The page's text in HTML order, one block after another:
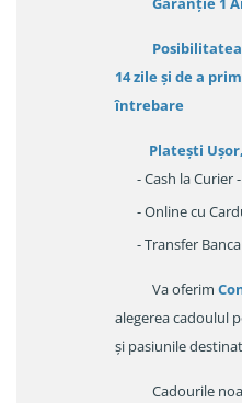
14 zileși de a
întrebare
Platești Ușor
- Cash la Curier
- Online cu
- Transfer
Va oferim
alegerea cadoulul
și pasiunile
Cadourile